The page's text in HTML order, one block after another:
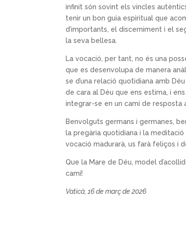
infinit són sovint els vincles
tenir un bon guia espiritual que
d’importants, el discerniment i el
la seva bellesa.
La vocació, per tant, no és una
que es desenvolupa de manera
se d’una relació quotidiana amb
de cara al Déu que ens estima, i
integrar-se en un camí de resposta
Benvolguts germans i germanes,
la pregària quotidiana i la
vocació madurarà, us farà feliços i
Que la Mare de Déu, model
camí!
Vaticà, 16 de març de 2026